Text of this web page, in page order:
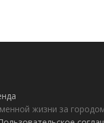
жизни за